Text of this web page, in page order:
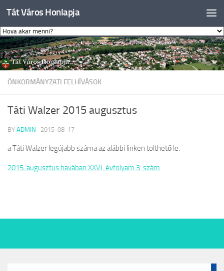
Skip to content
Tát Város Honlapja
ÖNKORMÁNYZATI FELHÍVÁSOK
Táti Walzer 2015 augusztus
BY ADMIN · 2015-08-17
a Táti Walzer legújabb száma az alábbi linken tölthető le:
2015. augusztus havában XXVI. évfolyam 3. szám